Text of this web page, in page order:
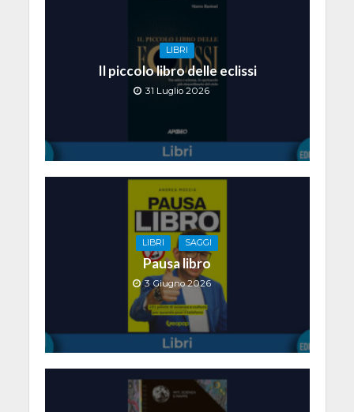
LIBRI
Il piccolo libro delle eclissi
31 Luglio 2026
LIBRI SAGGI
Pausa libro
3 Giugno 2026